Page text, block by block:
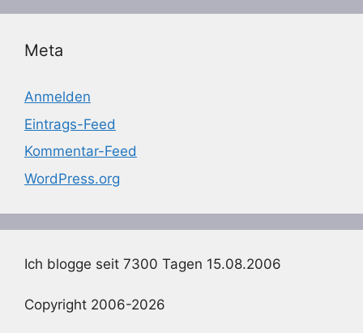
Meta
Anmelden
Eintrags-Feed
Kommentar-Feed
WordPress.org
Ich blogge seit 7300 Tagen 15.08.2006
Copyright 2006-2026